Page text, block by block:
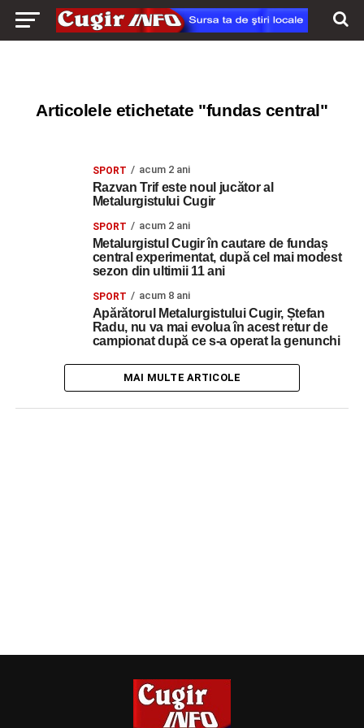
Articolele etichetate "fundas central"
SPORT acum 2 ani
Razvan Trif este noul jucător al
Metalurgistului Cugir
SPORT acum 2 ani
Metalurgistul Cugir în cautare de fundaș
central experimentat, după cel mai modest
sezon din ultimii 11 ani
SPORT acum 8 ani
Apărătorul Metalurgistului Cugir, Ștefan
Radu, nu va mai evolua în acest retur de
campionat după ce s-a operat la genunchi
MAI MULTE ARTICOLE